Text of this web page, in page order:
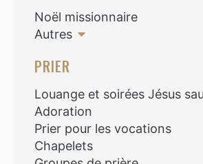
Noël missionnaire
Autres
PRIER
Louange et soirées Jésus
Adoration
Prier pour les vocations
Chapelets